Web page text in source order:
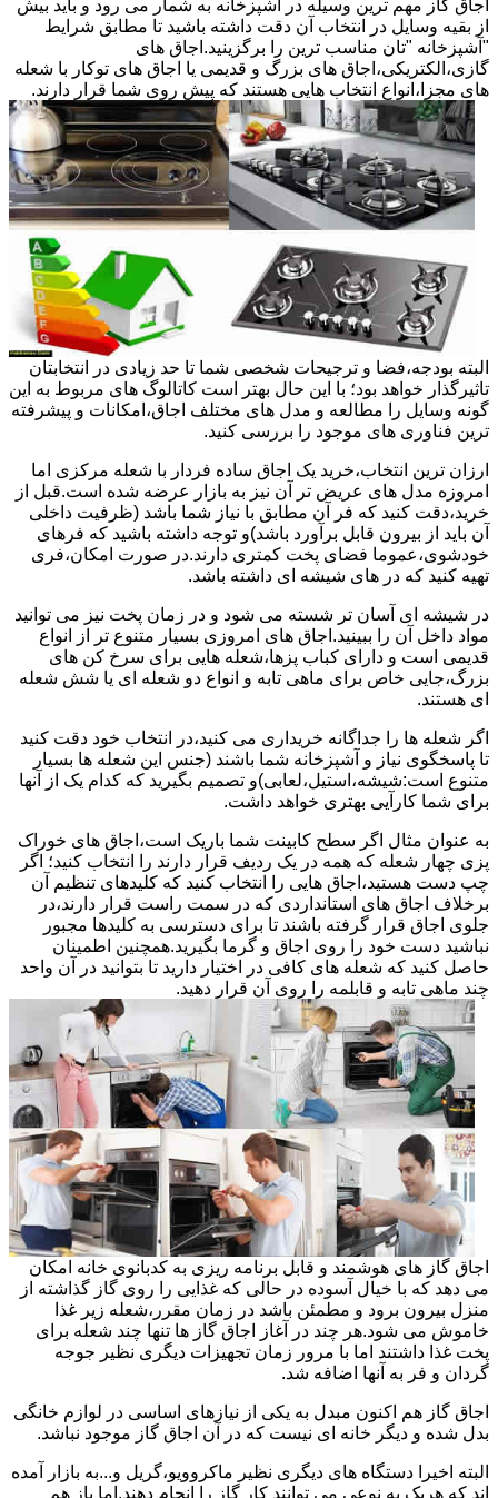
اجاق گاز مهم ترین وسیله در آشپزخانه به شمار می رود و باید بیش
از بقیه وسایل در انتخاب آن دقت داشته باشید تا مطابق شرایط
"آشپزخانه "تان مناسب ترین را برگزینید.اجاق های
گازی،الکتریکی،اجاق های بزرگ و قدیمی یا اجاق های توکار با شعله
های مجزا،انواع انتخاب هایی هستند که پیش روی شما قرار دارند.
البته بودجه،فضا و ترجیحات شخصی شما تا حد زیادی در انتخابتان
تاثیرگذار خواهد بود؛ با این حال بهتر است کاتالوگ های مربوط به این
گونه وسایل را مطالعه و مدل های مختلف اجاق،امکانات و پیشرفته
ترین فناوری های موجود را بررسی کنید.
ارزان ترین انتخاب،خرید یک اجاق ساده فردار با شعله مرکزی اما
امروزه مدل های عریض تر آن نیز به بازار عرضه شده است.قبل از
خرید،دقت کنید که فر آن مطابق با نیاز شما باشد (ظرفیت داخلی
آن باید از بیرون قابل برآورد باشد)و توجه داشته باشید که فرهای
خودشوی،عموما فضای پخت کمتری دارند.در صورت امکان،فری
تهیه کنید که در های شیشه ای داشته باشد.
در شیشه ای آسان تر شسته می شود و در زمان پخت نیز می توانید
مواد داخل آن را ببینید.اجاق های امروزی بسیار متنوع تر از انواع
قدیمی است و دارای کباب پزها،شعله هایی برای سرخ کن های
بزرگ،جایی خاص برای ماهی تابه و انواع دو شعله ای یا شش شعله
ای هستند.
اگر شعله ها را جداگانه خریداری می کنید،در انتخاب خود دقت کنید
تا پاسخگوی نیاز و آشپزخانه شما باشند (جنس این شعله ها بسیار
متنوع است:شیشه،استیل،لعابی)و تصمیم بگیرید که کدام یک از آنها
برای شما کارآیی بهتری خواهد داشت.
به عنوان مثال اگر سطح کابینت شما باریک است،اجاق های خوراک
پزی چهار شعله که همه در یک ردیف قرار دارند را انتخاب کنید؛ اگر
چپ دست هستید،اجاق هایی را انتخاب کنید که کلیدهای تنظیم آن
برخلاف اجاق های استانداردی که در سمت راست قرار دارند،در
جلوی اجاق قرار گرفته باشند تا برای دسترسی به کلیدها مجبور
نباشید دست خود را روی اجاق و گرما بگیرید.همچنین اطمینان
حاصل کنید که شعله های کافی در اختیار دارید تا بتوانید در آن واحد
چند ماهی تابه و قابلمه را روی آن قرار دهید.
اجاق گاز های هوشمند و قابل برنامه ریزی به کدبانوی خانه امکان
می دهد که با خیال آسوده در حالی که غذایی را روی گاز گذاشته از
منزل بیرون برود و مطمئن باشد در زمان مقرر،شعله زیر غذا
خاموش می شود.هر چند در آغاز اجاق گاز ها تنها چند شعله برای
پخت غذا داشتند اما با مرور زمان تجهیزات دیگری نظیر جوجه
گردان و فر به آنها اضافه شد.
اجاق گاز هم اکنون مبدل به یکی از نیازهای اساسی در لوازم خانگی
بدل شده و دیگر خانه ای نیست که در آن اجاق گاز موجود نباشد.
البته اخیرا دستگاه های دیگری نظیر ماکروویو،گریل و...به بازار آمده
اند که هریک به نوعی می توانند کار گاز را انجام دهند.اما باز هم